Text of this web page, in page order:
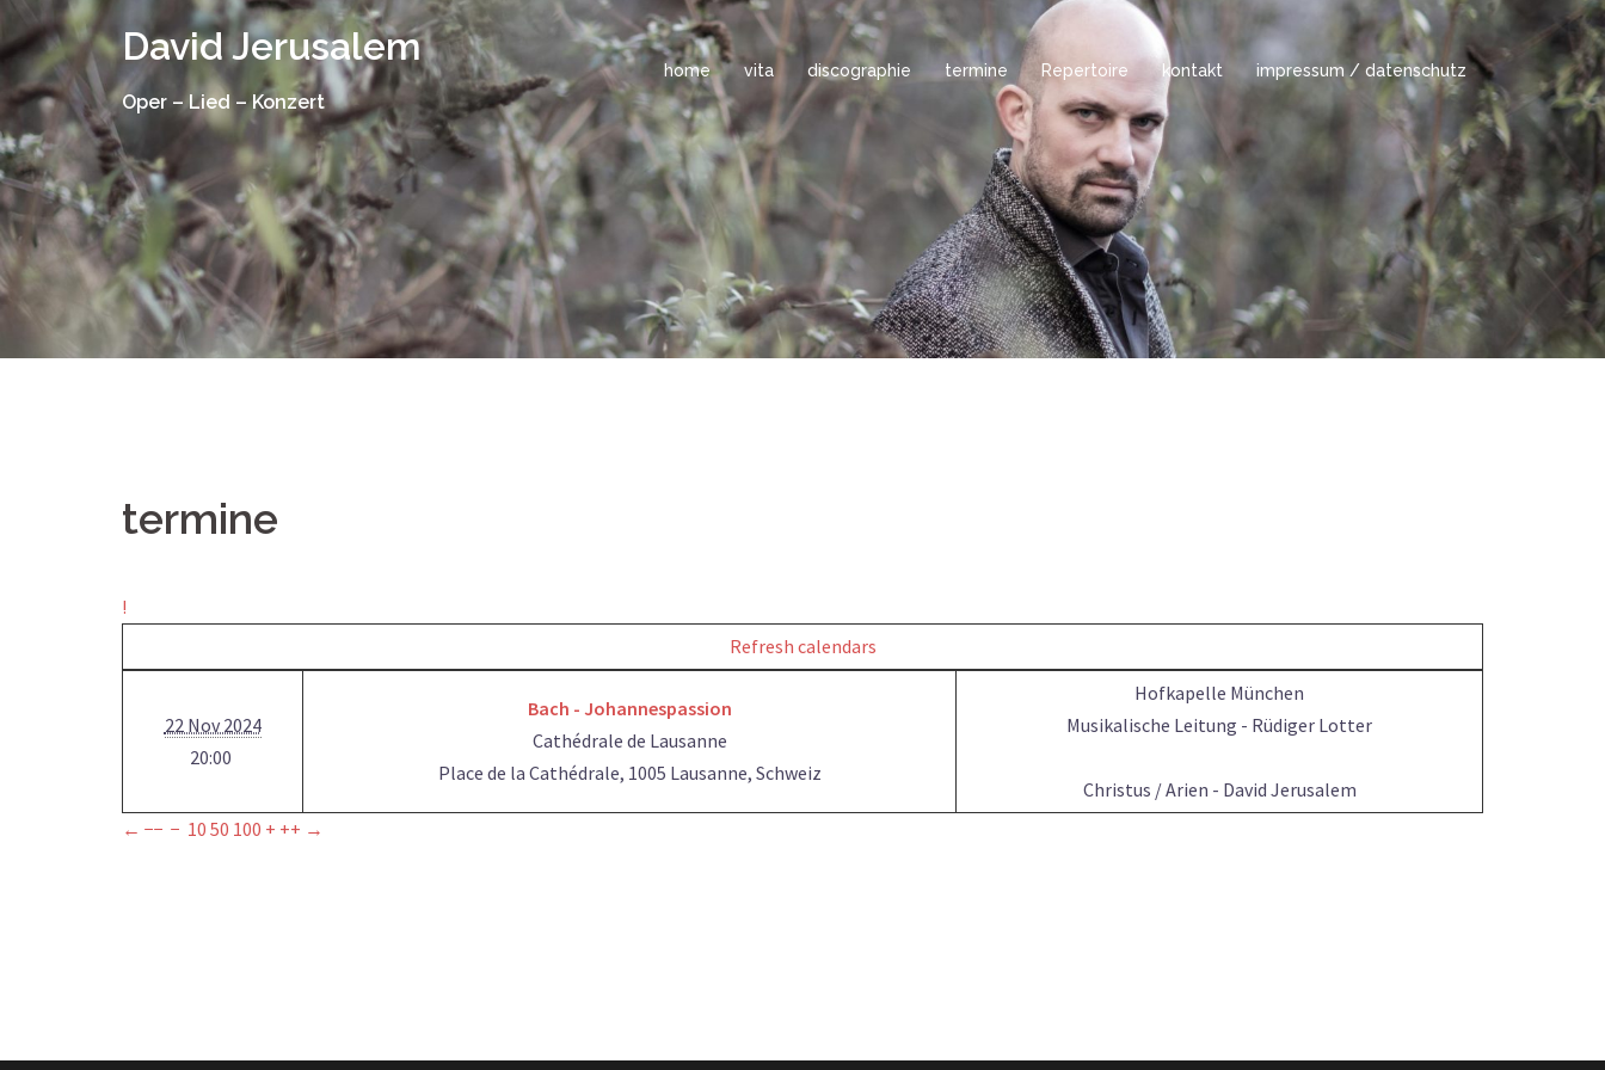
Springe
zum
Inhalt
David Jerusalem
Oper – Lied – Konzert
home vita discographie termine Repertoire kontakt impressum / datenschutz
termine
!
Refresh calendars
22 Nov 2024
20:00
Bach - Johannespassion
Cathédrale de Lausanne
Place de la Cathédrale, 1005 Lausanne, Schweiz
Hofkapelle München
Musikalische Leitung - Rüdiger Lotter
Christus / Arien - David Jerusalem
← −− − 10 50 100 + ++ →